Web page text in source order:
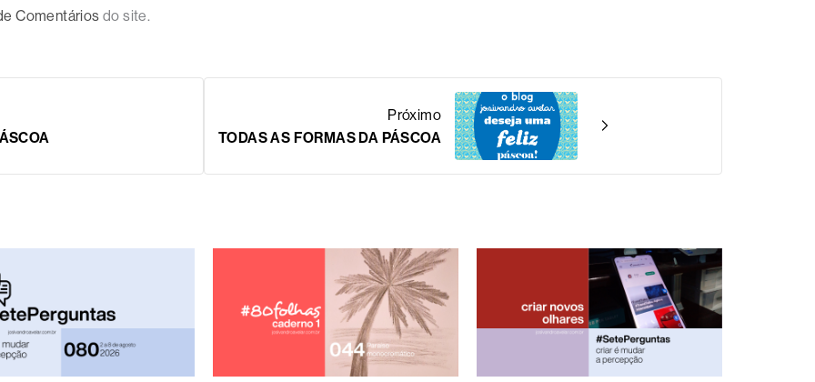
Comentários do site.
Próximo
TODAS AS FORMAS DA PÁSCOA